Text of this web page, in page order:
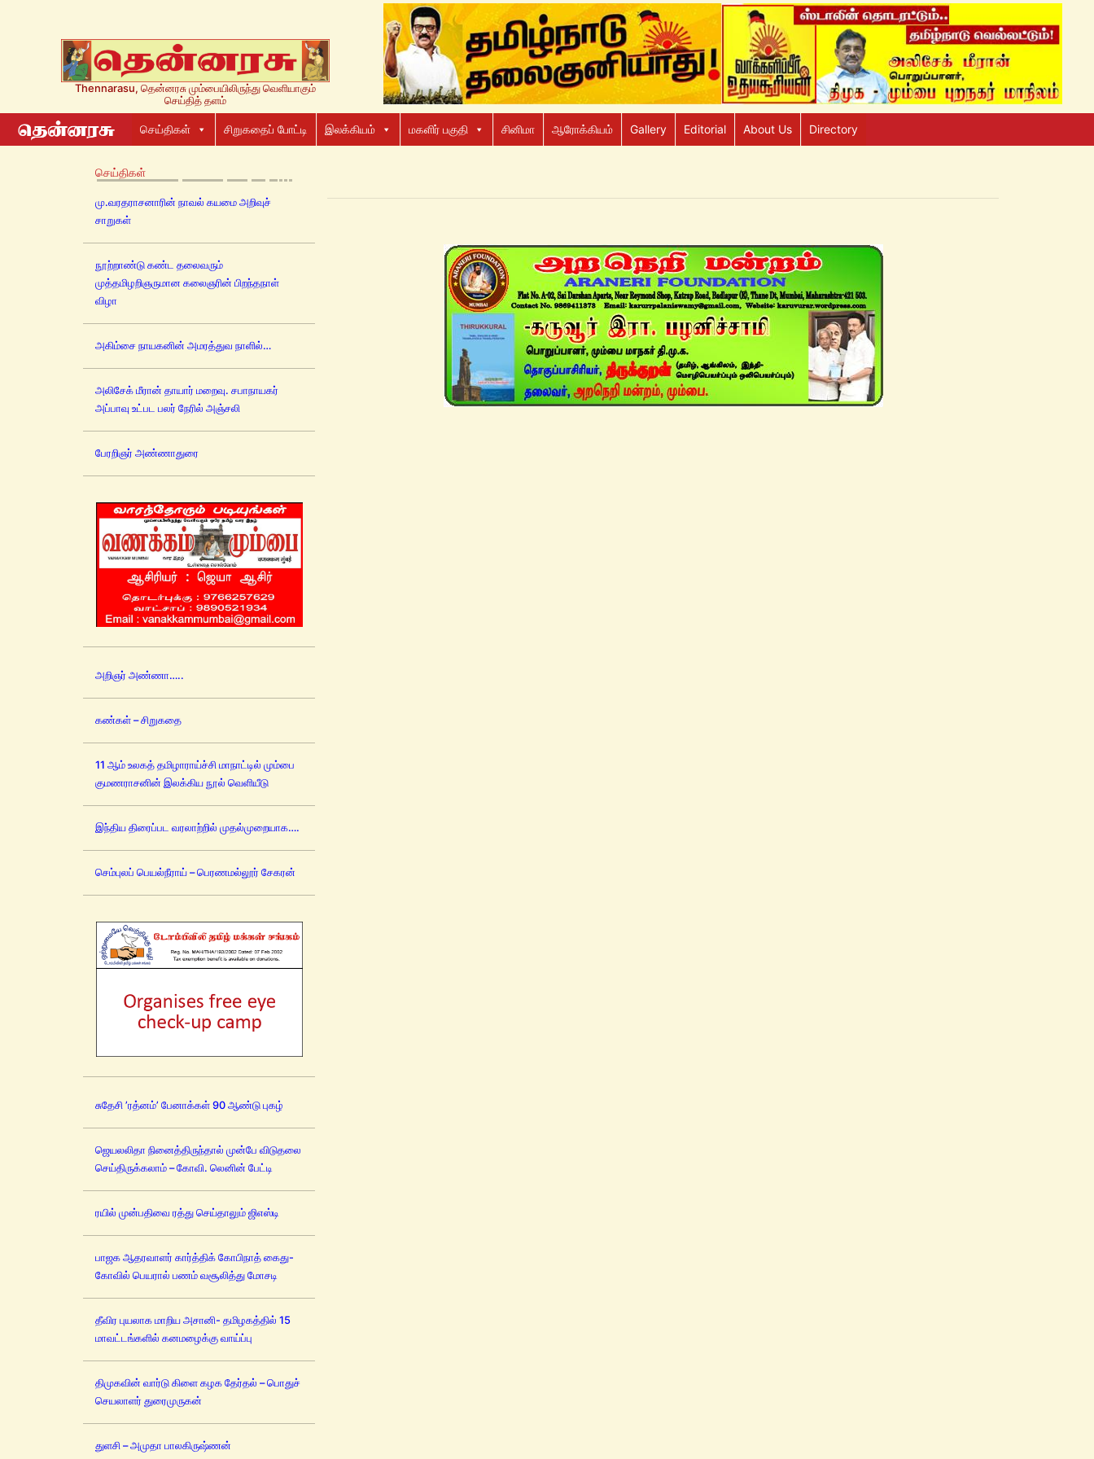
Thennarasu, தென்னரசு மும்பையிலிருந்து வெளியாகும்
செய்தித் தளம்
செய்திகள் சிறுகதைப் போட்டி இலக்கியம் மகளிர் பகுதி சினிமா ஆரோக்கியம் Gallery Editorial About Us Directory
செய்திகள்
மு.வரதராசனாரின் நாவல் கயமை அறிவுச்
சாறுகள்
நூற்றாண்டு கண்ட தலைவரும்
முத்தமிழறிஞருமான கலைஞரின் பிறந்தநாள்
விழா
அகிம்சை நாயகனின் அமரத்துவ நாளில்…
அலிசேக் மீரான் தாயார் மறைவு. சபாநாயகர்
அப்பாவு உட்பட பலர் நேரில் அஞ்சலி
பேரறிஞர் அண்ணாதுரை
அறிஞர் அண்ணா…..
கண்கள் – சிறுகதை
11 ஆம் உலகத் தமிழாராய்ச்சி மாநாட்டில் மும்பை
குமணராசனின் இலக்கிய நூல் வெளியீடு
இந்திய திரைப்பட வரலாற்றில் முதல்முறையாக….
செம்புலப் பெயல்நீராய் – பெரணமல்லூர் சேகரன்
சுதேசி ’ரத்னம்’ பேனாக்கள் 90 ஆண்டு புகழ்
ஜெயலலிதா நினைத்திருந்தால் முன்பே விடுதலை
செய்திருக்கலாம் – கோவி. லெனின் பேட்டி
ரயில் முன்பதிவை ரத்து செய்தாலும் ஜிஎஸ்டி
பாஜக ஆதரவாளர் கார்த்திக் கோபிநாத் கைது-
கோவில் பெயரால் பணம் வசூலித்து மோசடி
தீவிர புயலாக மாறிய அசானி- தமிழகத்தில் 15
மாவட்டங்களில் கனமழைக்கு வாய்ப்பு
திமுகவின் வார்டு கிளை கழக தேர்தல் – பொதுச்
செயலாளர் துரைமுருகன்
துளசி – அமுதா பாலகிருஷ்ணன்